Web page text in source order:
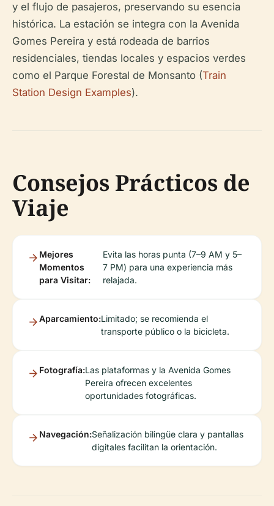
y el flujo de pasajeros, preservando su esencia
histórica. La estación se integra con la Avenida
Gomes Pereira y está rodeada de barrios
residenciales, tiendas locales y espacios verdes
como el Parque Forestal de Monsanto (Train
Station Design Examples).
Consejos Prácticos de
Viaje
Mejores
Momentos
para Visitar:
Evita las horas punta (7–9 AM y 5–
7 PM) para una experiencia más
relajada.
Aparcamiento:Limitado; se recomienda el
transporte público o la bicicleta.
Fotografía:Las plataformas y la Avenida Gomes
Pereira ofrecen excelentes
oportunidades fotográficas.
Navegación:Señalización bilingüe clara y pantallas
digitales facilitan la orientación.